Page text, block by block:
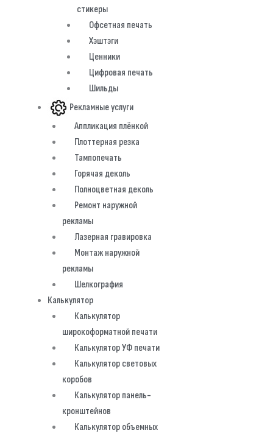
стикеры
Офсетная печать
Хэштэги
Ценники
Цифровая печать
Шильды
Рекламные услуги
Аппликация плёнкой
Плоттерная резка
Тампопечать
Горячая деколь
Полноцветная деколь
Ремонт наружной
рекламы
Лазерная гравировка
Монтаж наружной
рекламы
Шелкография
Калькулятор
Калькулятор
широкоформатной печати
Калькулятор УФ печати
Калькулятор световых
коробов
Калькулятор панель-
кронштейнов
Калькулятор объемных